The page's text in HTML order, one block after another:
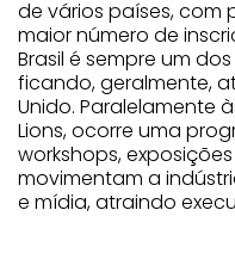
de vários países, com
maior número de
Brasil é sempre um
ficando, geralmente,
Unido. Paralelamente
Lions, ocorre uma
workshops,
movimentam a
e mídia, atraindo